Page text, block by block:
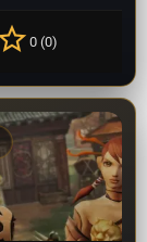
0 (0)